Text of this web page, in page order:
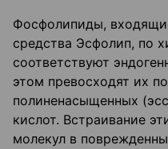
Фосфолипиды,
средства Эсфолип, по
соответствуют
этом превосходят их
полиненасыщенных
кислот. Встраивание
молекул в